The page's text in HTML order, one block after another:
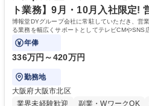
す。 学歴・資格 学歴：大学院 大学 高専 短大 専修学校 高校 語学力： 資
格：
ト業務】9月・10月入社限定!
博報堂DYグループ会社に常駐していただき、営
る業務を幅広くサポートとしてテレビCMや
アシスタントとしての業務をお任せします。
年俸
336万円～420万円
勤務地
大阪府大阪市北区
業界未経験歓迎
副業・WワークOK